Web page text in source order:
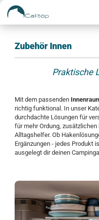
Zubehör Innen
Praktische
Mit dem passenden
richtig funktional. In unser
durchdachte Lösungen für
für mehr Ordung,
Alltagshelfer. Ob
Ergänzungen - jedes Produkt
ausgelegt dir deinen